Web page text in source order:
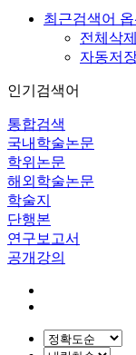
최근검색어 옵
전체삭제
자동저
인기검색어
통합검색
국내학술논문
학위논문
해외학술논문
학술지
단행본
연구보고서
공개강의